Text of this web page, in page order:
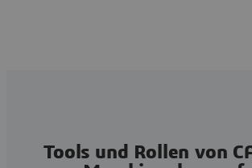
Tools und Rollen von